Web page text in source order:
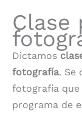
Clase
Dictamos
fotografía. Se
fotografía que
programa de